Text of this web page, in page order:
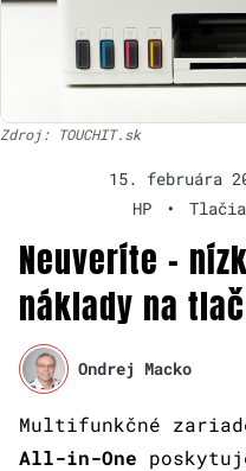
Zdroj: TOUCHIT.sk
15. februára
HP
•
Neuveríte –
náklady na
Ondrej Macko
Multifunkčné
All-in-One